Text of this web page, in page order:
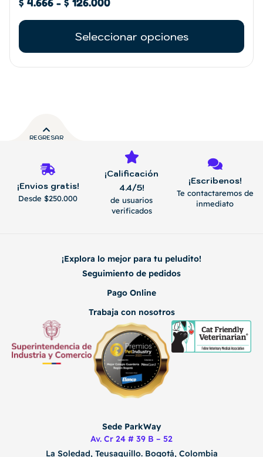
Seleccionar opciones
REGRESAR
¡Envios gratis!
Desde $250.000
¡Calificación
4.4/5!
de usuarios
verificados
¡Escribenos!
Te contactaremos de
inmediato
¡Explora lo mejor para tu peludito!
Seguimiento de pedidos
Pago Online
Trabaja con nosotros
Sede ParkWay
Av. Cr 24 # 39 B – 52
La Soledad, Teusaquillo. Bogotá, Colombia